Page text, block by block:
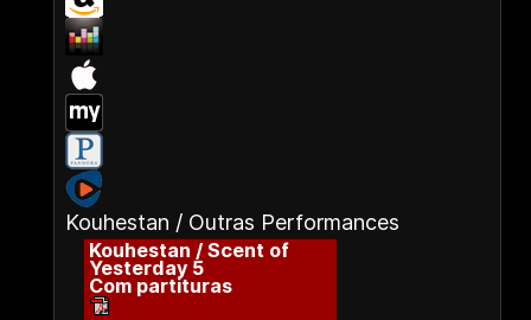
Kouhestan / Outras Performances
Kouhestan / Scent of
Yesterday 5
Com partituras